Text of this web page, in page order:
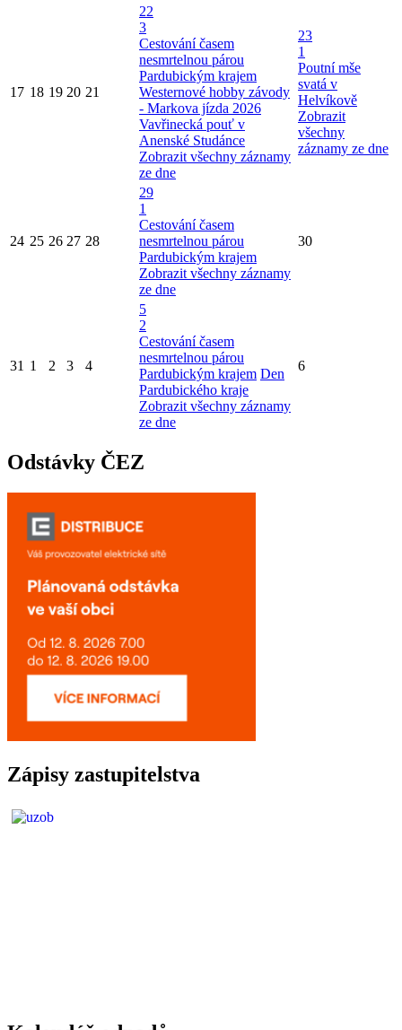
17 18 19 20 21
22
3
Cestování časem
nesmrtelnou párou
Pardubickým krajem
Westernové hobby závody
- Markova jízda 2026
Vavřinecká pouť v
Anenské Studánce
Zobrazit všechny záznamy
ze dne
23
1
Poutní mše
svatá v
Helvíkově
Zobrazit
všechny
záznamy ze dne
24 25 26 27 28
29
1
Cestování časem
nesmrtelnou párou
Pardubickým krajem
Zobrazit všechny záznamy
ze dne
30
31 1 2 3 4
5
2
Cestování časem
nesmrtelnou párou
Pardubickým krajem Den
Pardubického kraje
Zobrazit všechny záznamy
ze dne
6
Odstávky ČEZ
Zápisy zastupitelstva